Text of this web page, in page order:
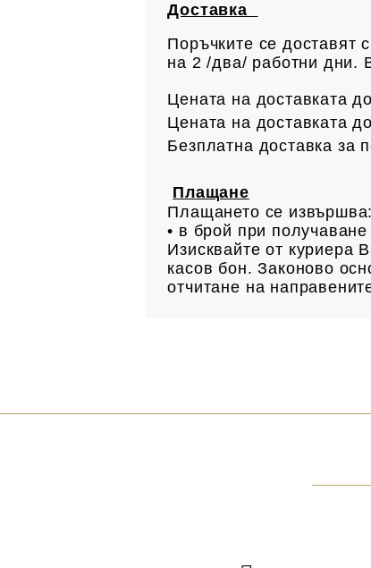
Доставка
Поръчките се доставят
на 2 /два/ работни дни.
Цената на доставката
Цената на доставката
Безплатна доставка за
Плащане
Плащането се извършва:
• в брой при
Изисквайте от куриера
касов бон. Законово
отчитане на